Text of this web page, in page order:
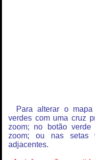
Para alterar o
verdes com uma cruz
zoom; no botão
zoom; ou nas setas
adjacentes.